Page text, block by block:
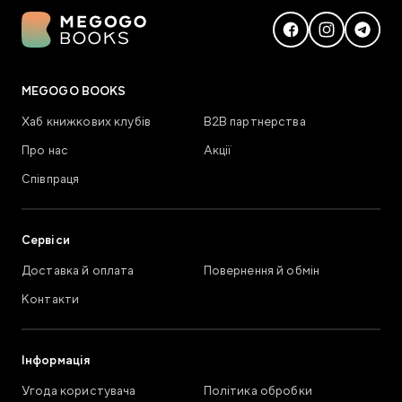
MEGOGO BOOKS
Хаб книжкових клубів
В2В партнерства
Про нас
Акції
Співпраця
Сервіси
Доставка й оплата
Повернення й обмін
Контакти
Інформація
Угода користувача
Політика обробки